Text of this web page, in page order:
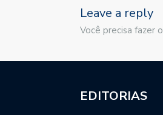
Leave a reply
Você precisa fazer o
EDITORIAS